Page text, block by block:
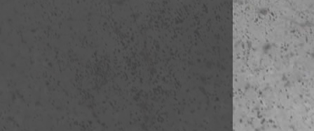
3. nap (ápr.
07:30-08:30
09:00-
1O Notre
2A Place
2B Rue de
2C Place
2D